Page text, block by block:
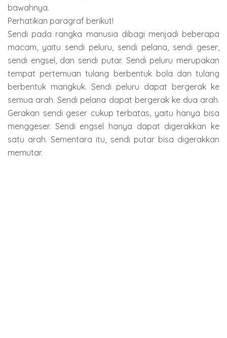
bawahnya.
Perhatikan paragraf berikut!
Sendi pada rangka manusia dibagi menjadi beberapa
macam, yaitu sendi peluru, sendi pelana, sendi geser,
sendi engsel, dan sendi putar. Sendi peluru merupakan
tempat pertemuan tulang berbentuk bola dan tulang
berbentuk mangkuk. Sendi peluru dapat bergerak ke
semua arah. Sendi pelana dapat bergerak ke dua arah.
Gerakan sendi geser cukup terbatas, yaitu hanya bisa
menggeser. Sendi engsel hanya dapat digerakkan ke
satu arah. Sementara itu, sendi putar bisa digerakkan
memutar.